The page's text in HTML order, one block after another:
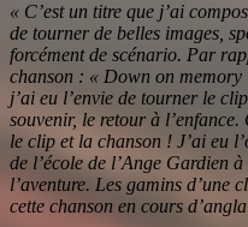
« C’est un titre que j’ai
de tourner de belles images,
forcément de scénario. Par
chanson : « Down on memory
j’ai eu l’envie de tourner le
souvenir, le retour à
le clip et la chanson ! J’ai eu
de l’école de l’Ange Gardien
l’aventure. Les gamins d’une
cette chanson en cours